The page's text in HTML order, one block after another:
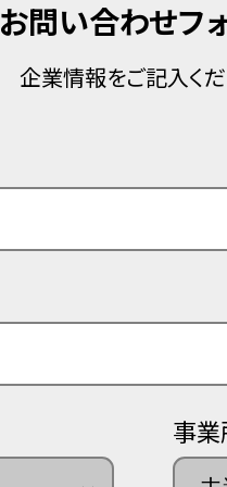
お問い合わせフ
企業情報をご記入く
事